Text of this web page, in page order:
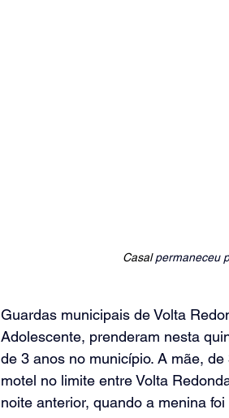
Casal permaneceu
Guardas municipais de Volta
Adolescente, prenderam nesta
de 3 anos no município. A mãe,
motel no limite entre Volta
noite anterior, quando a menina